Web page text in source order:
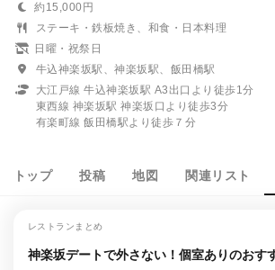
約15,000円
ステーキ・鉄板焼き、和食・日本料理
日曜・祝祭日
牛込神楽坂駅、神楽坂駅、飯田橋駅
大江戸線 牛込神楽坂駅 A3出口より徒歩1分
東西線 神楽坂駅 神楽坂口より徒歩3分
有楽町線 飯田橋駅より徒歩７分
トップ 投稿 地図 関連リスト
レストランまとめ
神楽坂デートで外さない！個室ありのおす